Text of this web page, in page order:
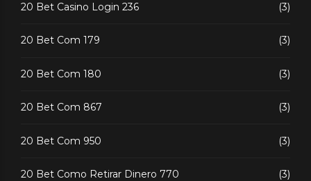
20 Bet Casino Login 236 (3)
20 Bet Com 179 (3)
20 Bet Com 180 (3)
20 Bet Com 867 (3)
20 Bet Com 950 (3)
20 Bet Como Retirar Dinero 770 (3)